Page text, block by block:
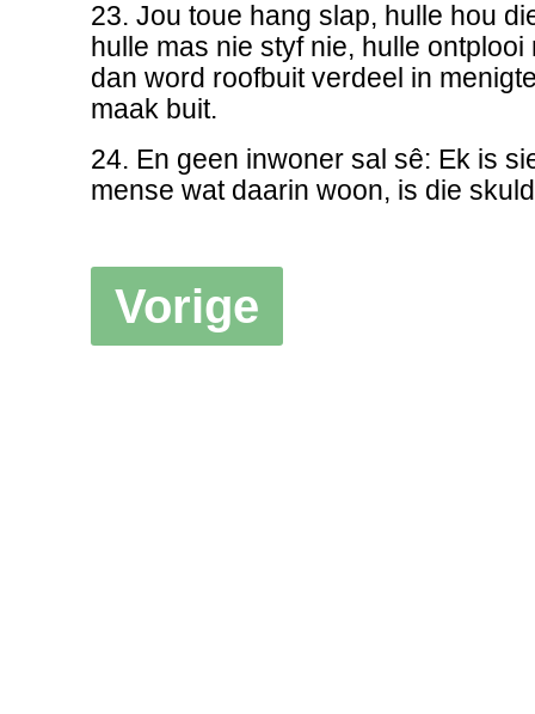
23. Jou toue hang slap, hulle hou
hulle mas nie styf nie, hulle
dan word roofbuit verdeel in
maak buit.
24. En geen inwoner sal sê: Ek is
mense wat daarin woon, is die
Vorige